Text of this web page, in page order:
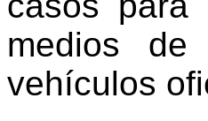
medios de
vehículos